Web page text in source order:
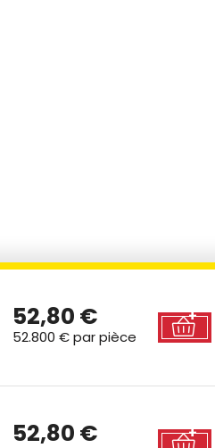
52,80 €
52.800 €par pièce
52,80 €